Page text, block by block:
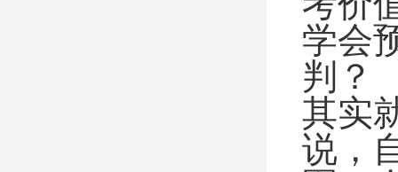
学会
判？
其实
说，